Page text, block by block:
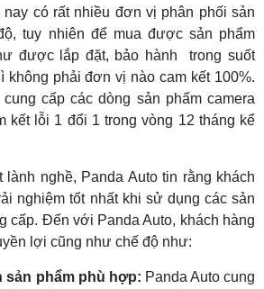
có rất nhiều đơn vị phân phối sản
tuy nhiên để mua được sản phẩm
được lắp đặt, bảo hành trong suốt
không phải đơn vị nào cam kết 100%.
cấp các dòng sản phẩm camera
kết lỗi 1 đổi 1 trong vòng 12 tháng kể
nghề, Panda Auto tin rằng khách
nghiệm tốt nhất khi sử dụng các sản
cấp. Đến với Panda Auto, khách hàng
lợi cũng như chế độ như:
sản phẩm phù hợp: Panda Auto cung